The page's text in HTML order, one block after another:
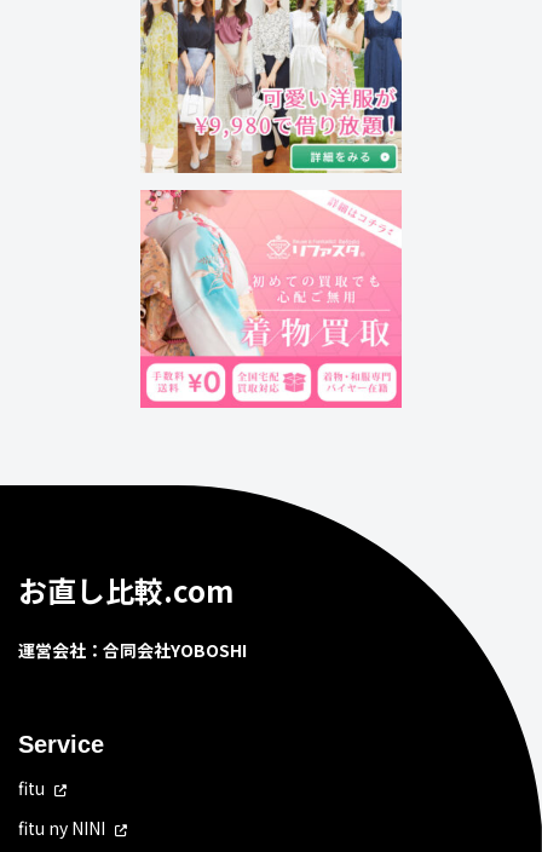
お直し比較.com
運営会社：合同会社YOBOSHI
Service
fitu
fitu ny NINI